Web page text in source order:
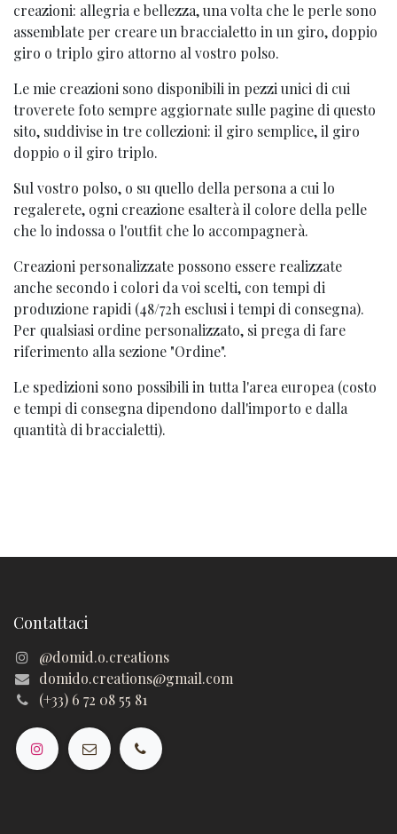
creazioni: allegria e bellezza, una volta che le perle sono
assemblate per creare un braccialetto in un giro, doppio
giro o triplo giro attorno al vostro polso.
Le mie creazioni sono disponibili in pezzi unici di cui
troverete foto sempre aggiornate sulle pagine di questo
sito, suddivise in tre collezioni: il giro semplice, il giro
doppio o il giro triplo.
Sul vostro polso, o su quello della persona a cui lo
regalerete, ogni creazione esalterà il colore della pelle
che lo indossa o l'outfit che lo accompagnerà.
Creazioni personalizzate possono essere realizzate
anche secondo i colori da voi scelti, con tempi di
produzione rapidi (48/72h esclusi i tempi di consegna).
Per qualsiasi ordine personalizzato, si prega di fare
riferimento alla sezione "Ordine".
Le spedizioni sono possibili in tutta l'area europea (costo
e tempi di consegna dipendono dall'importo e dalla
quantità di braccialetti).
Contattaci
@domid.o.creations
domido.creations@gmail.com
(+33) 6 72 08 55 81